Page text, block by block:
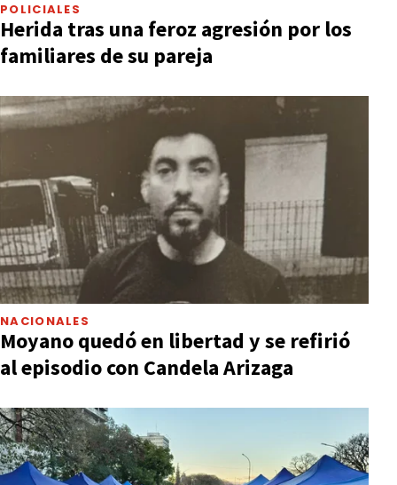
POLICIALES
Herida tras una feroz agresión por los
familiares de su pareja
NACIONALES
Moyano quedó en libertad y se refirió
al episodio con Candela Arizaga